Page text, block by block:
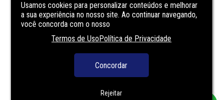
Lavanderia
Lounge
Pet place
Usamos cookies para personalizar conteúdos e melhorar
a sua experiência no nosso site. Ao continuar navegando,
você concorda com o nosso
Termos de UsoPolítica de Privacidade
Concordar
Rejeitar